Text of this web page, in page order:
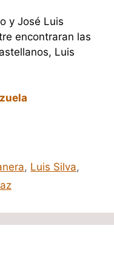
y José Luis
encontraran las
Luis
, Luis Silva,